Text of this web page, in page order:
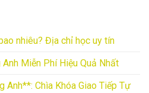
nhiêu? Địa chỉ học uy tín
Miễn Phí Hiệu Quả Nhất
Anh**: Chìa Khóa Giao Tiếp Tự